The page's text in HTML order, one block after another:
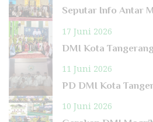
Seputar Info Antar
17 Juni 2026
DMI Kota
11 Juni 2026
PD DMI Kota
10 Juni 2026